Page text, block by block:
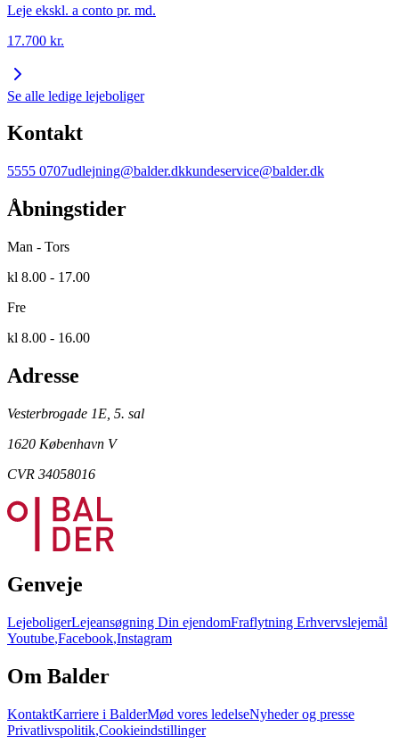
Leje ekskl. a conto pr. md.
17.700 kr.
Se alle ledige lejeboliger
Kontakt
5555 0707udlejning@balder.dkkundeservice@balder.dk
Åbningstider
Man - Tors
kl 8.00 - 17.00
Fre
kl 8.00 - 16.00
Adresse
Vesterbrogade 1E, 5. sal
1620 København V
CVR 34058016
Genveje
LejeboligerLejeansøgning Din ejendomFraflytning Erhvervslejemål
Youtube,Facebook,Instagram
Om Balder
KontaktKarriere i BalderMød vores ledelseNyheder og presse
Privatlivspolitik,Cookieindstillinger